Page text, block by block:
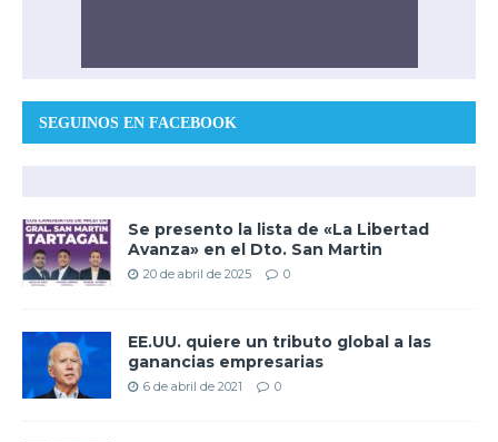
SEGUINOS EN FACEBOOK
Se presento la lista de «La Libertad
Avanza» en el Dto. San Martin
20 de abril de 2025 0
EE.UU. quiere un tributo global a las
ganancias empresarias
6 de abril de 2021 0